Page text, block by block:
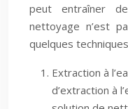
peut entraîner
nettoyage n’est
quelques
Extraction à
d’extraction à